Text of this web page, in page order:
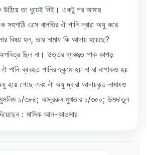
উঠিয়ে তা ধুয়েই নিই। একটু পর আমার
এসে বালতির ঐ পানি দ্বারা অযু করে
বিষয় হল, তার নামায কি আদায় হয়েছে?
অপবিত্র ছিল না। উত্তর ব্যবহৃত পাক কাপড়
ঐ পানি ব্যবহৃত পানির হুকুমে হয় না বা নাপাকও হয়
হয়ে গেছে এবং ঐ অযু দ্বারা আদায়কৃত নামাযও
১/৩৮৪; আদ্দুররুল মুখতার ১/৩৫০; উমদাতুল
: মাসিক আল-কাওসার